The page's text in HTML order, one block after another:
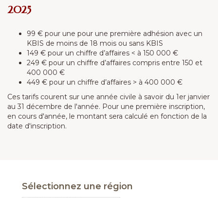
2025
99 € pour une pour une première adhésion avec un
KBIS de moins de 18 mois ou sans KBIS
149 € pour un chiffre d’affaires < à 150 000 €
249 € pour un chiffre d’affaires compris entre 150 et
400 000 €
449 € pour un chiffre d’affaires > à 400 000 €
Ces tarifs courent sur une année civile à savoir du 1er janvier
au 31 décembre de l'année. Pour une première inscription,
en cours d'année, le montant sera calculé en fonction de la
date d'inscription.
Sélectionnez une région